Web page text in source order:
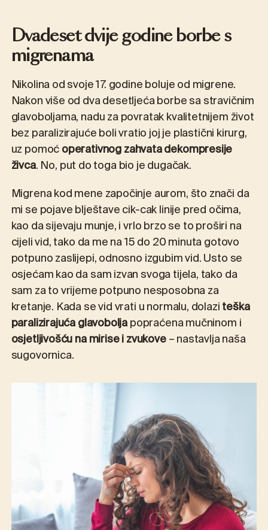
Dvadeset dvije godine borbe s
migrenama
Nikolina od svoje 17. godine boluje od migrene.
Nakon više od dva desetljeća borbe sa stravičnim
glavoboljama, nadu za povratak kvalitetnijem život
bez paralizirajuće boli vratio joj je plastični kirurg,
uz pomoćoperativnog zahvata dekompresije
živca. No, put do toga bio je dugačak.
Migrena kod mene započinje aurom, što znači da
mi se pojave blještave cik-cak linije pred očima,
kao da sijevaju munje, i vrlo brzo se to proširi na
cijeli vid, tako da me na 15 do 20 minuta gotovo
potpuno zaslijepi, odnosno izgubim vid. Usto se
osjećam kao da sam izvan svoga tijela, tako da
sam za to vrijeme potpuno nesposobna za
kretanje. Kada se vid vrati u normalu, dolaziteška
paralizirajuća glavoboljapopraćena mučninom i
osjetljivošću na mirise i zvukove– nastavlja naša
sugovornica.